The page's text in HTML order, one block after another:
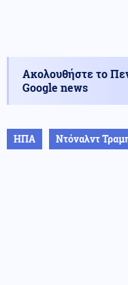
Ακολουθήστε το
Google news
ΗΠΑ Ντόναλντ